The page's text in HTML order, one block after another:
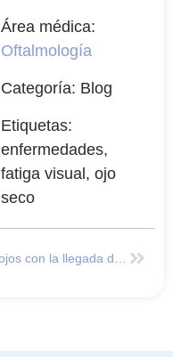
Área médica:
Oftalmología
Categoría: Blog
Etiquetas:
enfermedades,
fatiga visual, ojo
seco